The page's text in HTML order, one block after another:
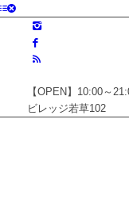
【OPEN】10:00～
ビレッジ若草102